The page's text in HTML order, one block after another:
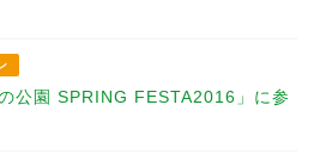
公園 SPRING FESTA2016」に参